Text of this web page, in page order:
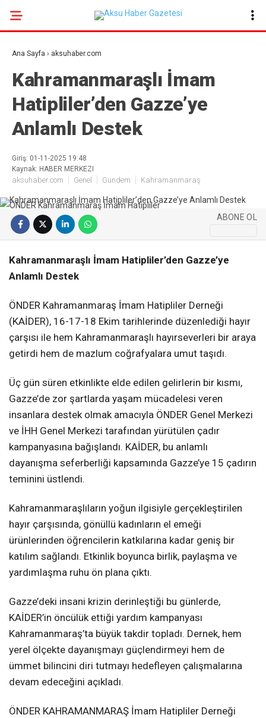
WhatsApp İhbar
Facebook
Youtube
KAHRAMANMARAŞ
GÜNDEM
EKONOMI
DÜNYA
SAĞLIK
SERVISLER
KÜNYE
Ana Sayfa › aksuhaber.com
Kahramanmaraşlı İmam
Hatipliler’den Gazze’ye
Anlamlı Destek
Giriş: 01-11-2025 19:48
Kaynak: HABER MERKEZI
aksuhaber.com Genel Gündem Kahramanmaraş
ABONE OL
Kahramanmaraşlı İmam Hatipliler’den Gazze’ye
Anlamlı Destek
ÖNDER Kahramanmaraş İmam Hatipliler Derneği
(KAİDER), 16-17-18 Ekim tarihlerinde düzenlediği hayır
çarşısı ile hem Kahramanmaraşlı hayırseverleri bir araya
getirdi hem de mazlum coğrafyalara umut taşıdı.
Üç gün süren etkinlikte elde edilen gelirlerin bir kısmı,
Gazze’de zor şartlarda yaşam mücadelesi veren
insanlara destek olmak amacıyla ÖNDER Genel Merkezi
ve İHH Genel Merkezi tarafından yürütülen çadır
kampanyasına bağışlandı. KAİDER, bu anlamlı
dayanışma seferberliği kapsamında Gazze’ye 15 çadırın
teminini üstlendi.
Kahramanmaraşlıların yoğun ilgisiyle gerçekleştirilen
hayır çarşısında, gönüllü kadınların el emeği
ürünlerinden öğrencilerin katkılarına kadar geniş bir
katılım sağlandı. Etkinlik boyunca birlik, paylaşma ve
yardımlaşma ruhu ön plana çıktı.
Gazze’deki insani krizin derinleştiği bu günlerde,
KAİDER’in öncülük ettiği yardım kampanyası
Kahramanmaraş’ta büyük takdir topladı. Dernek, hem
yerel ölçekte dayanışmayı güçlendirmeyi hem de
ümmet bilincini diri tutmayı hedefleyen çalışmalarına
devam edeceğini açıkladı.
ÖNDER KAHRAMANMARAŞ İmam Hatipliler Derneği